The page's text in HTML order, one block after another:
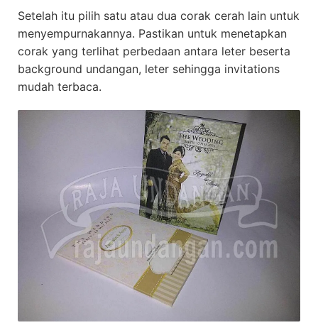
Setelah itu pilih satu atau dua corak cerah lain untuk
menyempurnakannya. Pastikan untuk menetapkan
corak yang terlihat perbedaan antara leter beserta
background undangan, leter sehingga invitations
mudah terbaca.